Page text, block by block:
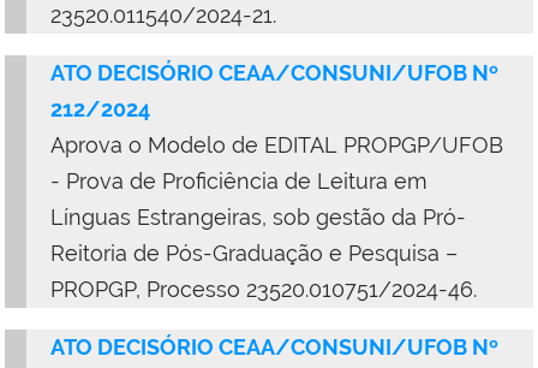
23520.011540/2024-21.
ATO DECISÓRIO CEAA/CONSUNI/UFOB Nº
212/2024
Aprova o Modelo de EDITAL PROPGP/UFOB
- Prova de Proficiência de Leitura em
Línguas Estrangeiras, sob gestão da Pró-
Reitoria de Pós-Graduação e Pesquisa –
PROPGP, Processo 23520.010751/2024-46.
ATO DECISÓRIO CEAA/CONSUNI/UFOB Nº